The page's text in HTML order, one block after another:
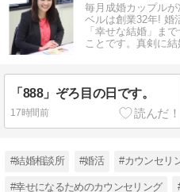
毎月成婚カップル
ベルは創業32年! 婚
「幸せな結婚」ま
ことです。真剣に
「888」ぞろ目の日です。
17時間前
#結婚相談所 #婚活 #カウンセリ
#幸せになるためのカウンセリング